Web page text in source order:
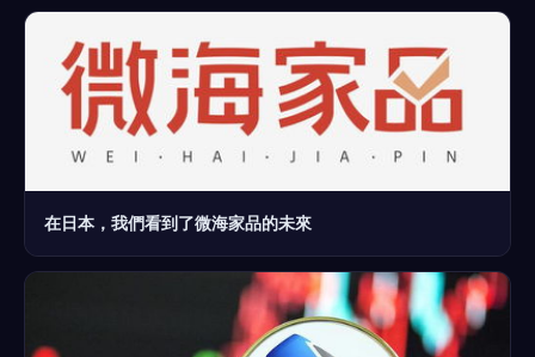
在日本，我們看到了微海家品的未來